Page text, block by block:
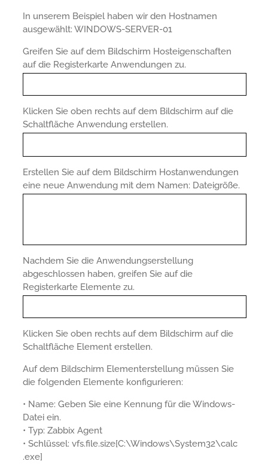
In unserem Beispiel haben wir den Hostnamen
ausgewählt: WINDOWS-SERVER-01
Greifen Sie auf dem Bildschirm Hosteigenschaften
auf die Registerkarte Anwendungen zu.
Klicken Sie oben rechts auf dem Bildschirm auf die
Schaltfläche Anwendung erstellen.
Erstellen Sie auf dem Bildschirm Hostanwendungen
eine neue Anwendung mit dem Namen: Dateigröße.
Nachdem Sie die Anwendungserstellung
abgeschlossen haben, greifen Sie auf die
Registerkarte Elemente zu.
Klicken Sie oben rechts auf dem Bildschirm auf die
Schaltfläche Element erstellen.
Auf dem Bildschirm Elementerstellung müssen Sie
die folgenden Elemente konfigurieren:
• Name: Geben Sie eine Kennung für die Windows-
Datei ein.
• Typ: Zabbix Agent
• Schlüssel: vfs.file.size[C:\Windows\System32\calc
.exe]